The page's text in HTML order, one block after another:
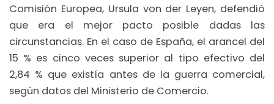
Comisión Europea, Ursula von der Leyen, defendió
que era el mejor pacto posible dadas las
circunstancias. En el caso de España, el arancel del
15 % es cinco veces superior al tipo efectivo del
2,84 % que existía antes de la guerra comercial,
según datos del Ministerio de Comercio.